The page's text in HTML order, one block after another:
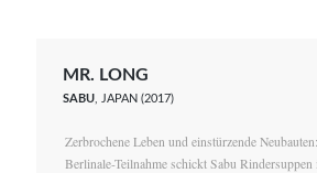
MR. LONG
SABU, JAPAN (2017)
Zerbrochene Leben und einstürzende
Berlinale-Teilnahme schickt Sabu Rindersuppen